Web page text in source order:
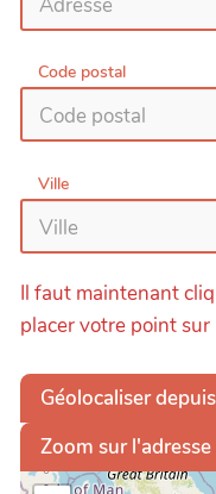
Code postal
Ville
Il faut maintenant
placer votre point sur
Géolocaliser
Zoom sur l'adresse